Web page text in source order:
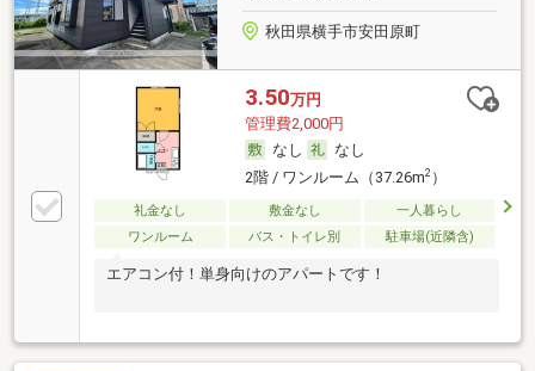
秋田県横手市安田原町
3.50万円
管理費2,000円
なし
なし
2階 / ワンルーム（37.26m2）
礼金なし 敷金なし
一人暮らし
ワンルーム
バス・トイレ別 駐車場(近隣含)
エアコン付！単身向けのアパートです！